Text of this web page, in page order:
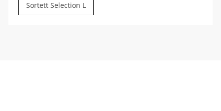
Sortett Selection L